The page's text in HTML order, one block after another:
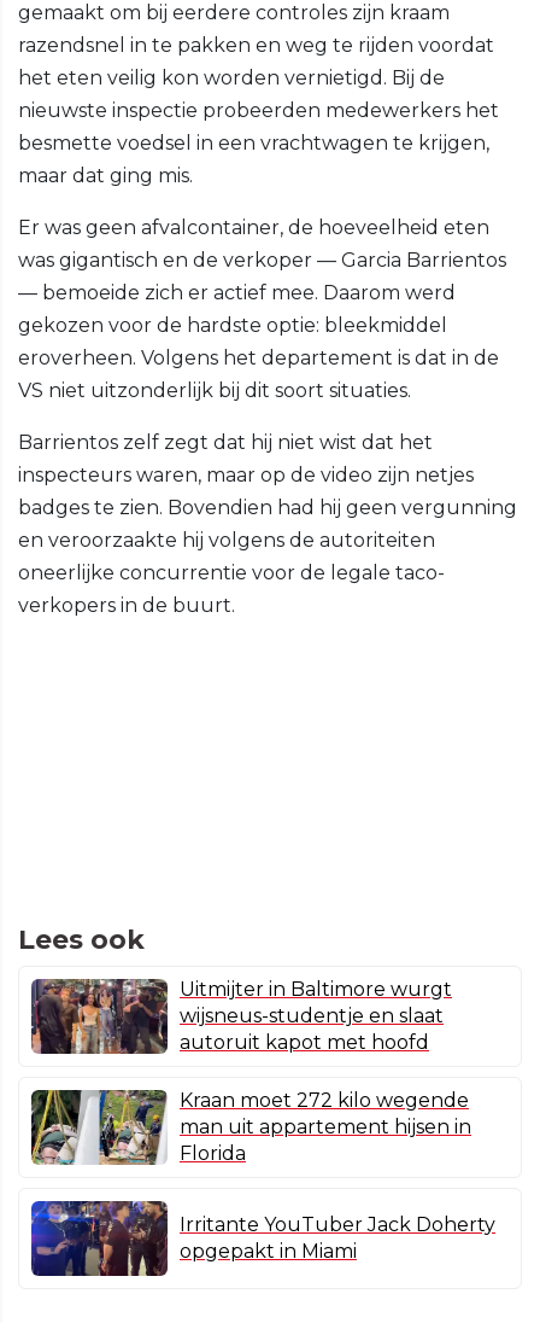
gemaakt om bij eerdere controles zijn kraam
razendsnel in te pakken en weg te rijden voordat
het eten veilig kon worden vernietigd. Bij de
nieuwste inspectie probeerden medewerkers het
besmette voedsel in een vrachtwagen te krijgen,
maar dat ging mis.
Er was geen afvalcontainer, de hoeveelheid eten
was gigantisch en de verkoper — Garcia Barrientos
— bemoeide zich er actief mee. Daarom werd
gekozen voor de hardste optie: bleekmiddel
eroverheen. Volgens het departement is dat in de
VS niet uitzonderlijk bij dit soort situaties.
Barrientos zelf zegt dat hij niet wist dat het
inspecteurs waren, maar op de video zijn netjes
badges te zien. Bovendien had hij geen vergunning
en veroorzaakte hij volgens de autoriteiten
oneerlijke concurrentie voor de legale taco-
verkopers in de buurt.
Lees ook
Uitmijter in Baltimore wurgt
wijsneus-studentje en slaat
autoruit kapot met hoofd
Kraan moet 272 kilo wegende
man uit appartement hijsen in
Florida
Irritante YouTuber Jack Doherty
opgepakt in Miami